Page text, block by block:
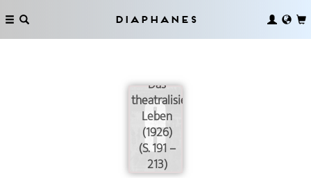
Diaphanes
Das
theatralisierte
Leben
(1926)
(S. 191 –
213)